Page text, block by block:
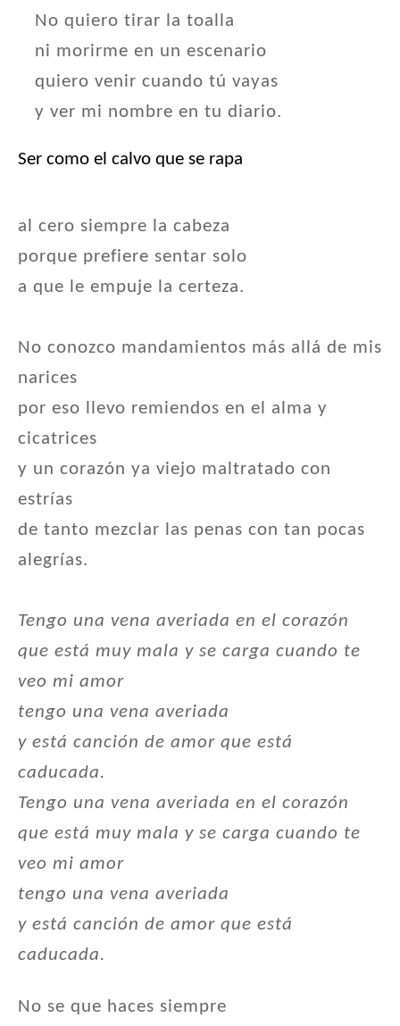
No quiero tirar la toalla
ni morirme en un escenario
quiero venir cuando tú vayas
y ver mi nombre en tu diario.
Ser como el calvo que se rapa
al cero siempre la cabeza
porque prefiere sentar solo
a que le empuje la certeza.
No conozco mandamientos más allá de mis
narices
por eso llevo remiendos en el alma y
cicatrices
y un corazón ya viejo maltratado con
estrías
de tanto mezclar las penas con tan pocas
alegrías.
Tengo una vena averiada en el corazón
que está muy mala y se carga cuando te
veo mi amor
tengo una vena averiada
y está canción de amor que está
caducada.
Tengo una vena averiada en el corazón
que está muy mala y se carga cuando te
veo mi amor
tengo una vena averiada
y está canción de amor que está
caducada.
No se que haces siempre